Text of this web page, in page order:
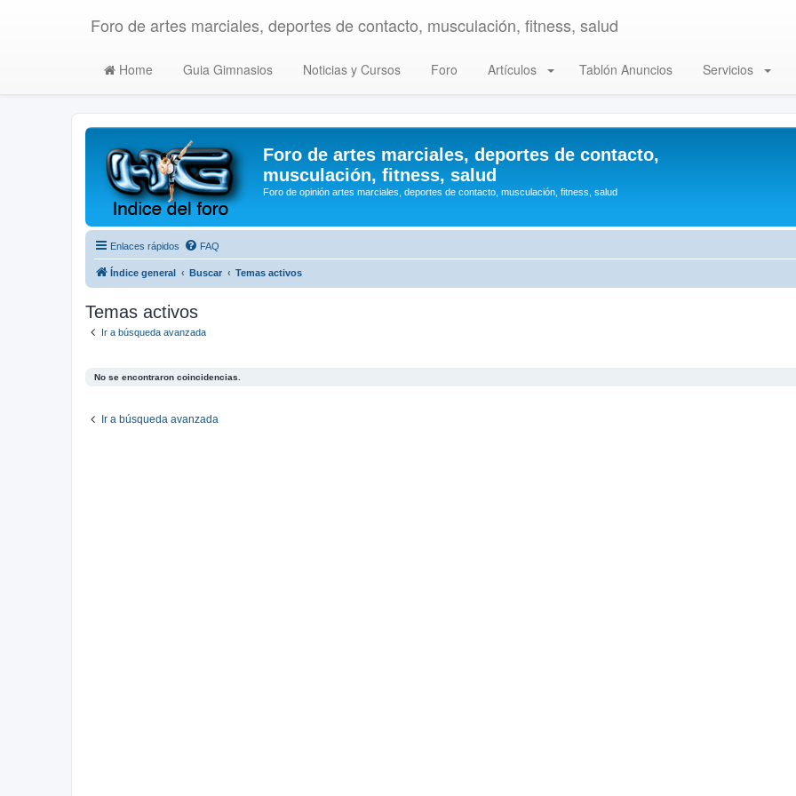
Foro de artes marciales, deportes de contacto, musculación, fitness, salud
Home Guia Gimnasios Noticias y Cursos Foro Artículos Tablón Anuncios Servicios
Foro de artes marciales, deportes de contacto,
musculación, fitness, salud
Foro de opinión artes marciales, deportes de contacto, musculación, fitness, salud
Enlaces rápidos FAQ
Índice general Buscar Temas activos
Temas activos
Ir a búsqueda avanzada
No se encontraron coincidencias.
Ir a búsqueda avanzada